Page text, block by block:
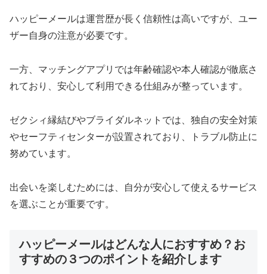
ハッピーメールは運営歴が長く信頼性は高いですが、ユー
ザー自身の注意が必要です。
一方、マッチングアプリでは年齢確認や本人確認が徹底さ
れており、安心して利用できる仕組みが整っています。
ゼクシィ縁結びやブライダルネットでは、独自の安全対策
やセーフティセンターが設置されており、トラブル防止に
努めています。
出会いを楽しむためには、自分が安心して使えるサービス
を選ぶことが重要です。
ハッピーメールはどんな人におすすめ？お
すすめの３つのポイントを紹介します